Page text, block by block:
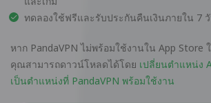
ทดลองใช้ฟรีและรับประกันคืนเงินภายใน 7
หาก PandaVPN ไม่พร้อมใช้งานใน App Store
คุณสามารถดาวน์โหลดได้โดย เปลี่ยนตำแหน่ง
เป็นตำแหน่งที่ PandaVPN พร้อมใช้งาน